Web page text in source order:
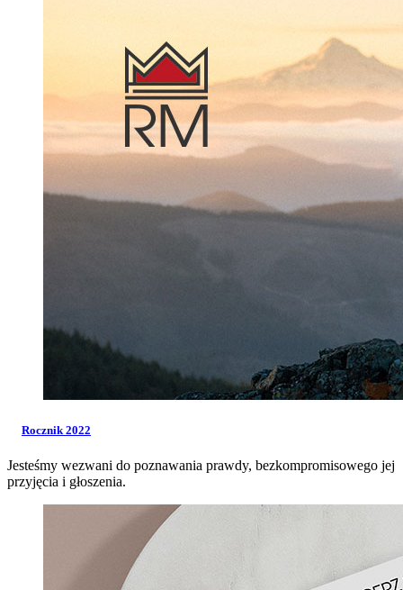
Rocznik 2022
Jesteśmy wezwani do poznawania prawdy, bezkompromisowego jej
przyjęcia i głoszenia.